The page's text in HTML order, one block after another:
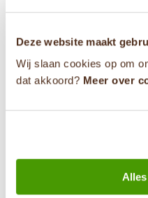
Deze website maakt
Wij slaan cookies op om
dat akkoord? Meer over
Heb je een vraag?